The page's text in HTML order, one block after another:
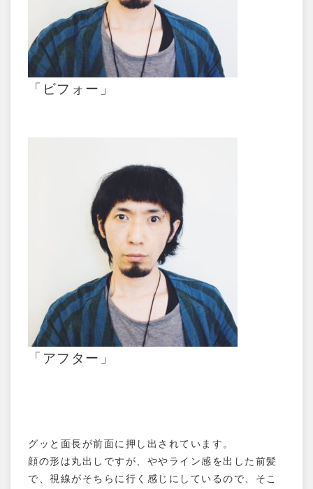
「ビフォー」
「アフター」
グッと面長が前面に押し出されています。
顔の形は丸出しですが、ややライン感を出した前髪
で、視線がそちらに行く感じにしているので、そこ